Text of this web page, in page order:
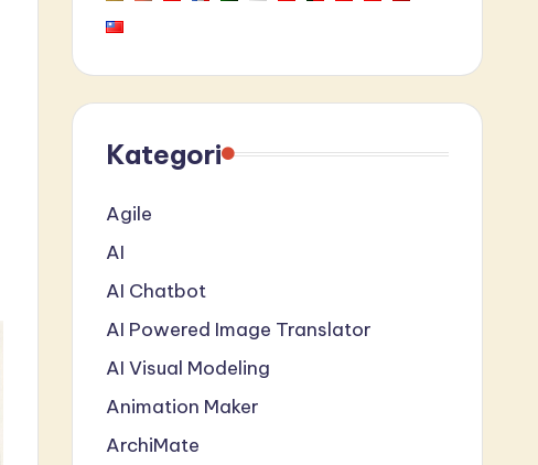
Kategori
Agile
AI
AI Chatbot
AI Powered Image Translator
AI Visual Modeling
Animation Maker
ArchiMate